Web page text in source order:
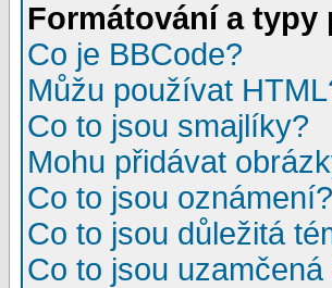
Formátování a typy
Co je BBCode?
Můžu používat
Co to jsou smajlíky?
Mohu přidávat
Co to jsou oznámení?
Co to jsou důležitá
Co to jsou uzamčená